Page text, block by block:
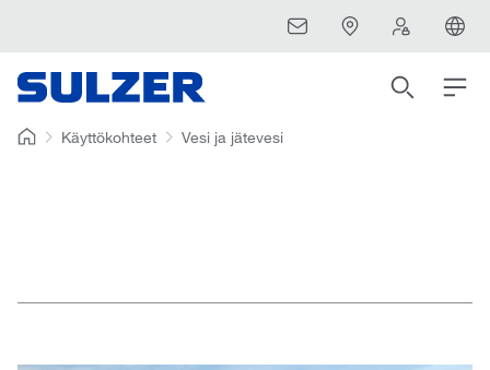
Käyttökohteet Vesi ja jätevesi